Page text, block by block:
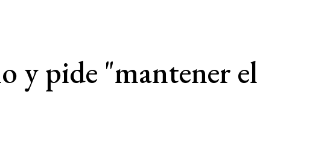
y pide "mantener el